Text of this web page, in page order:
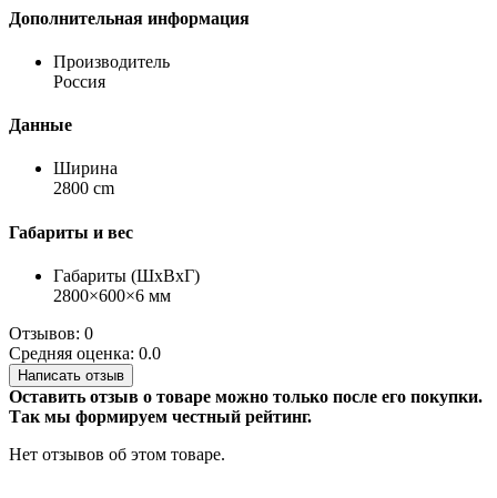
Дополнительная информация
Производитель
Россия
Данные
Ширина
2800 cm
Габариты и вес
Габариты (ШхВхГ)
2800×600×6 мм
Отзывов: 0
Средняя оценка: 0.0
Написать отзыв
Оставить отзыв о товаре можно только после его покупки.
Так мы формируем честный рейтинг.
Нет отзывов об этом товаре.